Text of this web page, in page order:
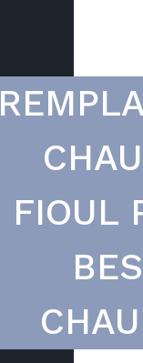
FIOUL